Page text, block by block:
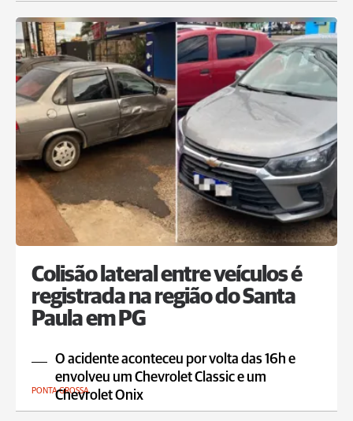
Colisão lateral entre veículos é
registrada na região do Santa
Paula em PG
O acidente aconteceu por volta das 16h e
envolveu um Chevrolet Classic e um
Chevrolet Onix
PONTA GROSSA